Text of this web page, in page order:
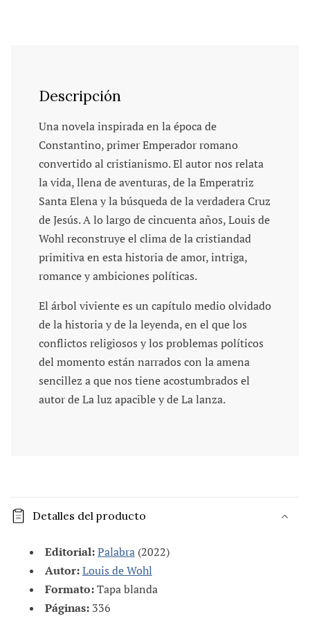
Descripción
Una novela inspirada en la época de
Constantino, primer Emperador romano
convertido al cristianismo. El autor nos relata
la vida, llena de aventuras, de la Emperatriz
Santa Elena y la búsqueda de la verdadera Cruz
de Jesús. A lo largo de cincuenta años, Louis de
Wohl reconstruye el clima de la cristiandad
primitiva en esta historia de amor, intriga,
romance y ambiciones políticas.
El árbol viviente es un capítulo medio olvidado
de la historia y de la leyenda, en el que los
conflictos religiosos y los problemas políticos
del momento están narrados con la amena
sencillez a que nos tiene acostumbrados el
autor de La luz apacible y de La lanza.
o
n
Detalles del producto
Editorial: Palabra(2022)
Autor: Louis de Wohl
Formato:Tapa blanda
Páginas:336